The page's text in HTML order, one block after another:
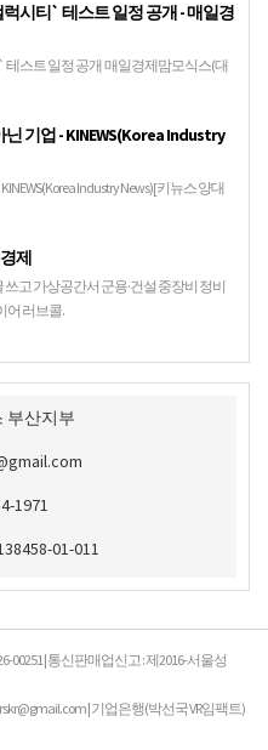
시티` 테스트 일정 공개 - 매일경
테스트 일정 공개 매일경제맘모식스(대
워크 게임 '갤럭시티'의 베타 테스트를
기업 - KINEWS(Korea Industry
Industry News)[키뉴스 양대
플랫폼을 위한 가상현실(Virtu…
제
고 가상공간서 군용·건설 중장비 정비
어 러브콜.
부산지부
1971
01-011
00251 | 통신판매업신고 : 제2016-서울성
| 기업은행(박선국 VR임팩트)